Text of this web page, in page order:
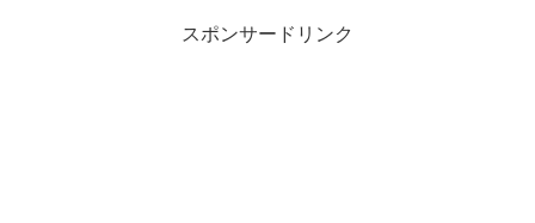
スポンサードリンク